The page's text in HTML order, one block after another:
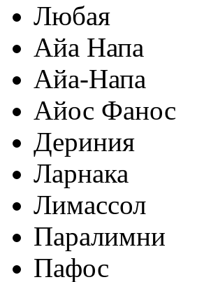
Любая
Айа Напа
Айа-Напа
Айос Фанос
Дериния
Ларнака
Лимассол
Паралимни
Пафос